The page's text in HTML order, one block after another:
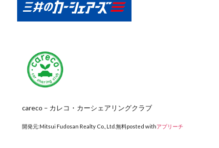
careco – カレコ・カーシェアリングクラブ
開発元:Mitsui Fudosan Realty Co., Ltd. 無料posted withアプリーチ